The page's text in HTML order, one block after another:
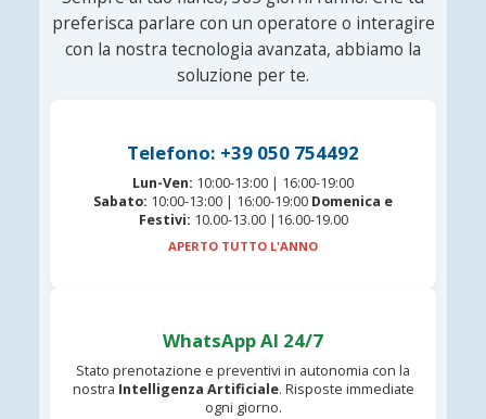
preferisca parlare con un operatore o interagire
con la nostra tecnologia avanzata, abbiamo la
soluzione per te.
Telefono: +39 050 754492
Lun-Ven: 10:00-13:00 | 16:00-19:00
Sabato: 10:00-13:00 | 16:00-19:00 Domenica e
Festivi: 10.00-13.00 |16.00-19.00
APERTO TUTTO L'ANNO
WhatsApp AI 24/7
Stato prenotazione e preventivi in autonomia con la
nostra Intelligenza Artificiale. Risposte immediate
ogni giorno.